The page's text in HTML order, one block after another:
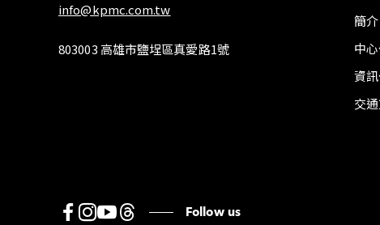
info@kpmc.com.tw
803003 高雄市鹽埕區真愛路1號
簡介
中
資
交
Follow us